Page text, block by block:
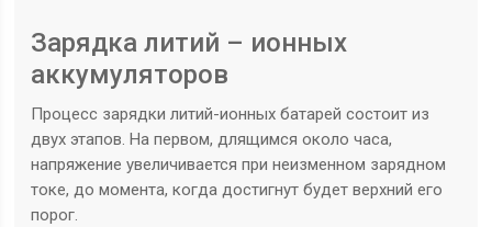
Зарядка литий – ионных
аккумуляторов
Процесс зарядки литий-ионных батарей состоит из
двух этапов. На первом, длящимся около часа,
напряжение увеличивается при неизменном зарядном
токе, до момента, когда достигнут будет верхний его
порог.